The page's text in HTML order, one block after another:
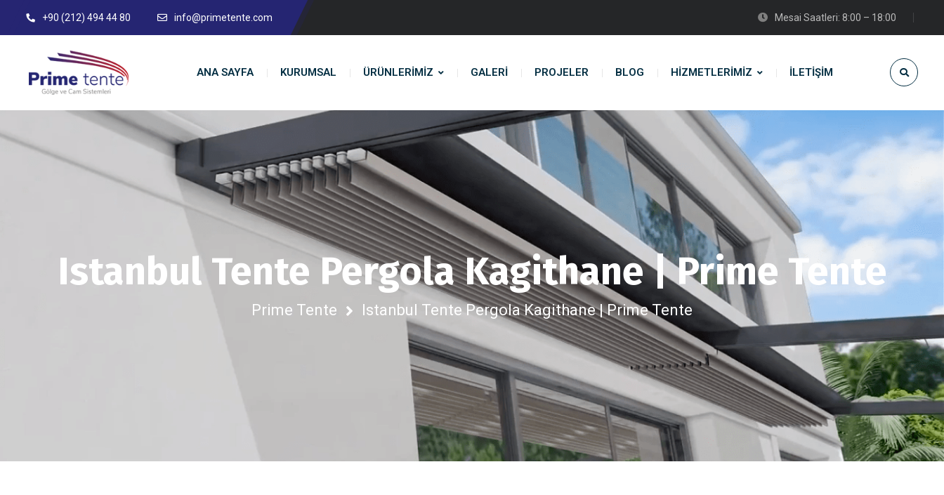
+90 (212) 494 44 80 info@primetente.com Mesai Saatleri: 8:00 – 18:00
ANA SAYFA KURUMSAL ÜRÜNLERIMIZ GALERİ PROJELER BLOG HIZMETLERIMIZ İLETIŞIM
Istanbul Tente Pergola Kagithane | Prime Tente
Prime Tente Istanbul Tente Pergola Kagithane | Prime Tente